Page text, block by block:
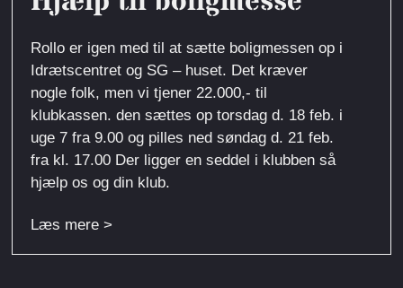
Rollo er igen med til at sætte boligmessen op i
Idrætscentret og SG – huset. Det kræver
nogle folk, men vi tjener 22.000,- til
klubkassen. den sættes op torsdag d. 18 feb. i
uge 7 fra 9.00 og pilles ned søndag d. 21 feb.
fra kl. 17.00 Der ligger en seddel i klubben så
hjælp os og din klub.
Læs mere >